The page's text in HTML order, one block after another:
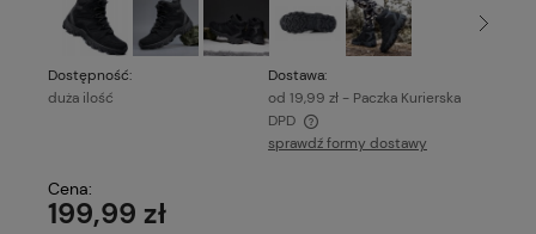
Dostępność:
duża ilość
Dostawa:
od 19,99 zł - Paczka Kurierska
DPD
Cena nie zawiera ewentualnych kosztów płatności
sprawdź formy dostawy
Cena:
199,99 zł